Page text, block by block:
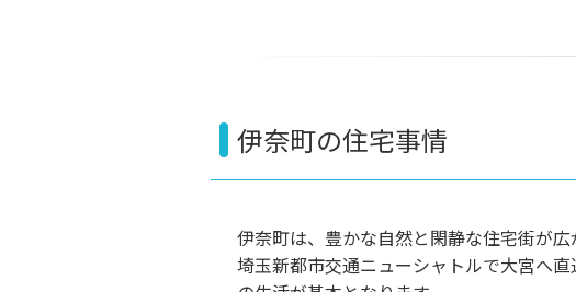
伊奈町の住宅事情
伊奈町は、豊かな自然と閑静な住宅街が
埼玉新都市交通ニューシャトルで大宮へ